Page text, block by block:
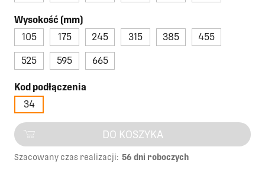
Wysokość (mm)
105
175 245 315 385 455
525 595 665
Kod podłączenia
34
DO KOSZYKA
Szacowany czas realizacji: 56 dni roboczych